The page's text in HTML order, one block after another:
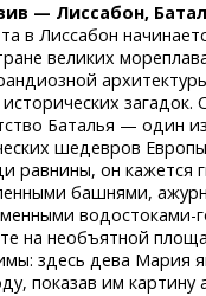
— Лиссабон,
в Лиссабон
великих
загадок.
Баталья — один из
шедевров
равнины, он кажется
башнями,
водостоками-
на необъятной
здесь дева Мария
показав им